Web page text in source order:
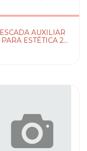
ESCADA AUXILIAR
PARA ESTÉTICA 2